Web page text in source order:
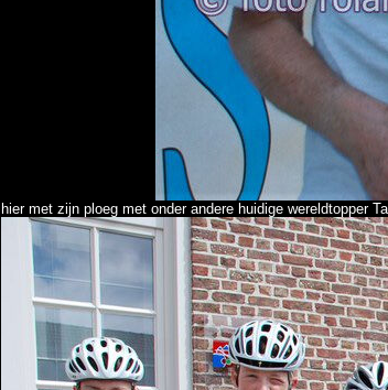
hier met zijn ploeg met onder andere huidige wereldtopper